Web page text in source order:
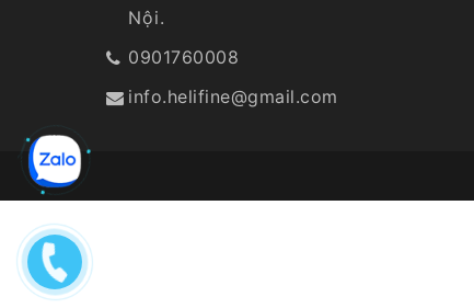
Nội.
0901760008
info.helifine@gmail.com